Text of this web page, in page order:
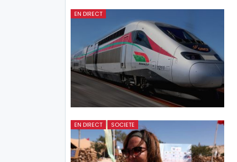
EN DIRECT
EN DIRECT SOCIETE